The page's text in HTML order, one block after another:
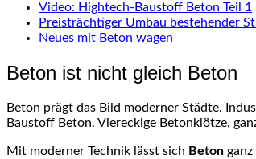
Video: Hightech-Baustoff Beton Teil 1
Preisträchtiger Umbau bestehender
Neues mit Beton wagen
Beton ist nicht gleich Beton
Beton prägt das Bild moderner Städte.
Baustoff Beton. Viereckige Betonklötze,
Mit moderner Technik lässt sich Beton